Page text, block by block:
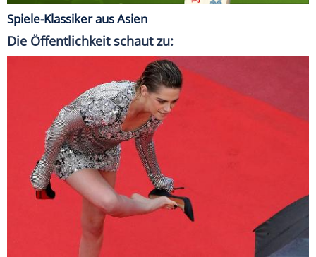
Spiele-Klassiker aus Asien
Die Öffentlichkeit schaut zu: